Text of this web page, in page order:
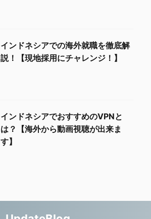
インドネシアでの海外就職を徹底解
説！【現地採用にチャレンジ！】
インドネシアでおすすめのVPNと
は？【海外から動画視聴が出来ま
す】